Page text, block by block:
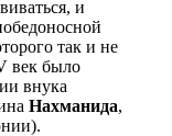
и
так и не
век было
внука
Нахманида,